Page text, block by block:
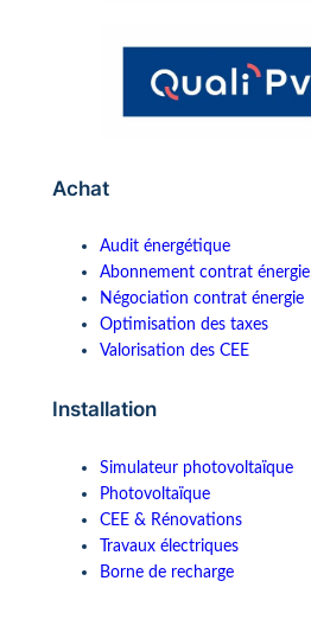
Achat
Audit énergétique
Abonnement contrat énergie
Négociation contrat énergie
Optimisation des taxes
Valorisation des CEE
Installation
Simulateur photovoltaïque
Photovoltaïque
CEE & Rénovations
Travaux électriques
Borne de recharge